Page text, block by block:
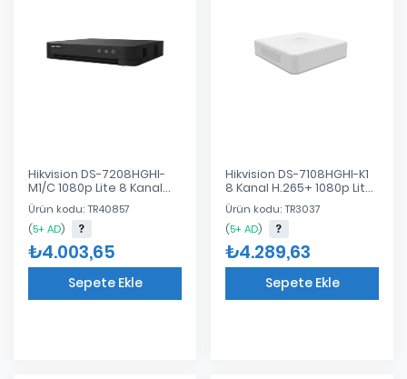
Hikvision DS-7208HGHI-
M1/C 1080p Lite 8 Kanal
H.265+ HD-TVI Kayıt Cihazı
(HDMI)
Ürün kodu: TR40857
(5+ AD)
₺4.003,65
Sepete Ekle
Hikvision DS-7108HGHI-K1
8 Kanal H.265+ 1080p Lite
DVR Kayıt Cihazı
(HDMI/VGA)
Ürün kodu: TR3037
(5+ AD)
₺4.289,63
Sepete Ekle